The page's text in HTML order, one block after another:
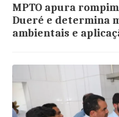
MPTO apura
Dueré e determina
ambientais e